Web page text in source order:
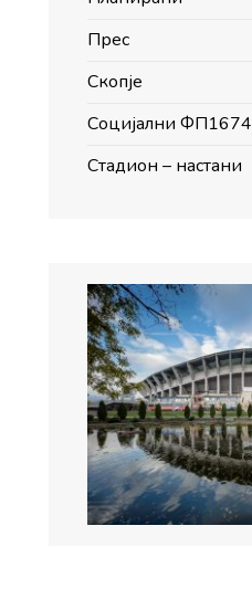
Прес
Скопје
Социјални ФП1674
Стадион – настани